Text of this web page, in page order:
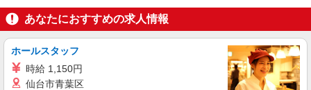
あなたにおすすめの求人情報
ホールスタッフ
時給 1,150円
仙台市青葉区